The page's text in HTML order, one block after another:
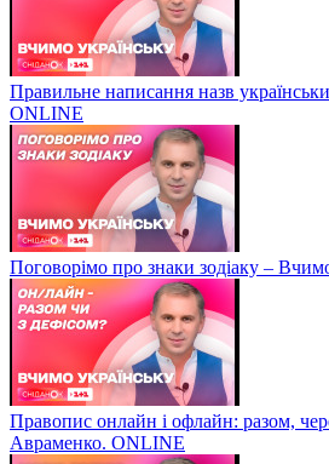
Правильне написання назв
ONLINE
Поговорімо про знаки зодіаку –
Правопис онлайн і офлайн: разом,
Авраменко. ONLINE